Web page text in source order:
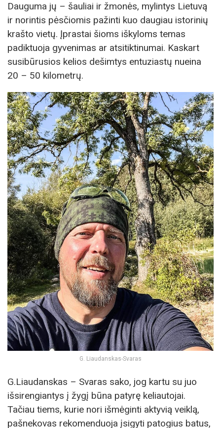
Dauguma jų – šauliai ir žmonės, mylintys Lietuvą
ir norintis pėsčiomis pažinti kuo daugiau istorinių
krašto vietų. Įprastai šioms iškyloms temas
padiktuoja gyvenimas ar atsitiktinumai. Kaskart
susibūrusios kelios dešimtys entuziastų nueina
20 – 50 kilometrų.
G. Liaudanskas-Svaras
G.Liaudanskas – Svaras sako, jog kartu su juo
išsirengiantys į žygį būna patyrę keliautojai.
Tačiau tiems, kurie nori išmėginti aktyvią veiklą,
pašnekovas rekomenduoja įsigyti patogius batus,